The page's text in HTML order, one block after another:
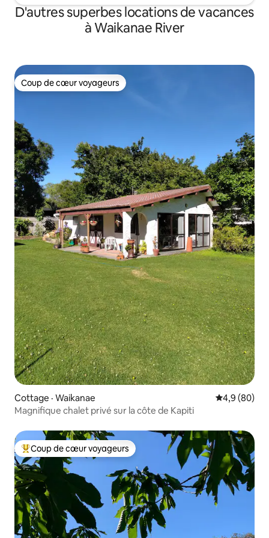
D'autres superbes locations de vacances
à Waikanae River
Coup de cœur voyageurs
Coup de cœur voyageurs
Cottage · Waikanae Note
4,9 (80)
Magnifique chalet privé sur la côte de Kapiti
Coup de cœur voyageurs parmi les plus aimés
Coup de cœur voyageurs